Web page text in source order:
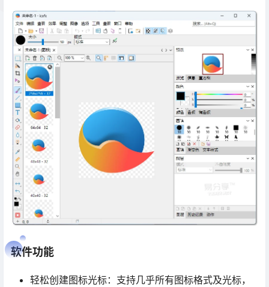
软件功能
轻松创建图标光标：支持几乎所有图标格式及光标，